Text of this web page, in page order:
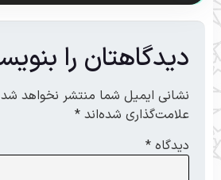
دیدگاهتان را
نشانی ایمیل شما منتشر نخواهد
علامت‌گذاری شده‌اند *
دیدگاه *